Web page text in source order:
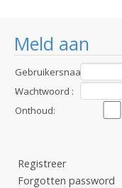
Meld aan
Gebruikersnaam
:Wachtwoord :
Onthoud:
Registreer
Forgotten password